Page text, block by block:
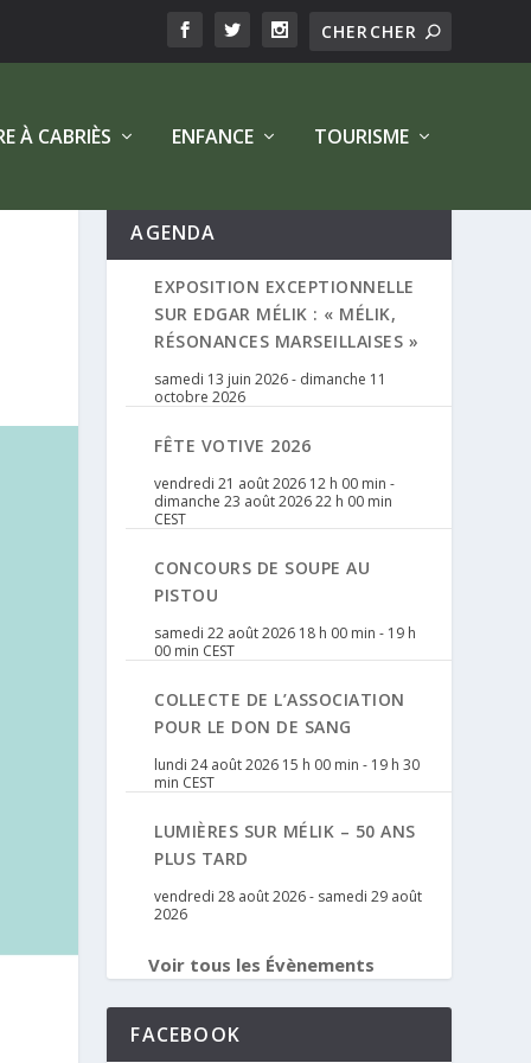
À CABRIÈS ENFANCE TOURISME
AGENDA
EXPOSITION EXCEPTIONNELLE
SUR EDGAR MÉLIK : « MÉLIK,
RÉSONANCES MARSEILLAISES »
samedi 13 juin 2026- dimanche 11
octobre 2026
FÊTE VOTIVE 2026
vendredi 21 août 2026 12 h 00 min -
dimanche 23 août 2026 22 h 00 min
CEST
CONCOURS DE SOUPE AU
PISTOU
samedi 22 août 2026 18 h 00 min - 19 h
00 min CEST
COLLECTE DE L’ASSOCIATION
POUR LE DON DE SANG
lundi 24 août 2026 15 h 00 min - 19 h 30
min CEST
LUMIÈRES SUR MÉLIK – 50 ANS
PLUS TARD
vendredi 28 août 2026- samedi 29 août
2026
Voir tous les Évènements
FACEBOOK